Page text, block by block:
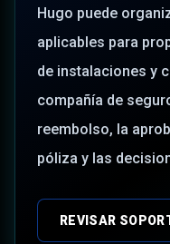
Hugo puede
aplicables para
de instalaciones y
compañía de
reembolso, la
póliza y las
REVISAR